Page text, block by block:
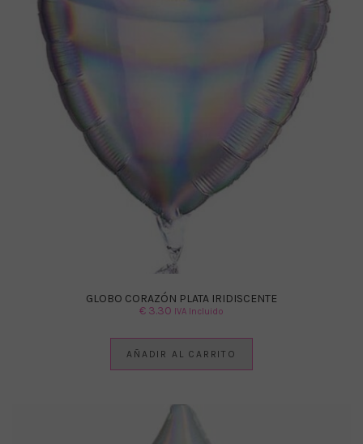
GLOBO CORAZÓN PLATA IRIDISCENTE
€ 3.30 IVA Incluido
AÑADIR AL CARRITO